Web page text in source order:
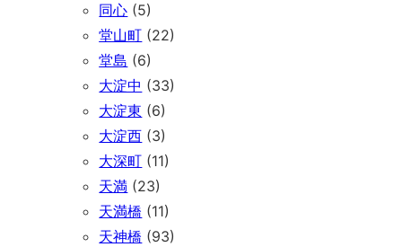
同心 (5)
堂山町 (22)
堂島 (6)
大淀中 (33)
大淀東 (6)
大淀西 (3)
大深町 (11)
天満 (23)
天満橋 (11)
天神橋 (93)